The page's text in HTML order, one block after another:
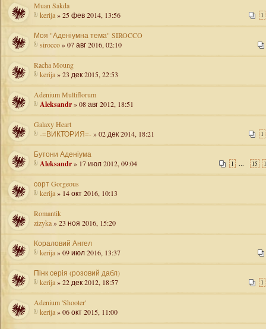
Muan Sakda
1
kerija» 25 фев 2014, 13:56
Моя "Аденіумна тема" SIROCCO
sirocco» 07 авг 2016, 02:10
Racha Moung
kerija» 23 дек 2015, 22:53
Adenium Multiflorum
Aleksandr» 08 авг 2012, 18:51
Galaxy Heart
1
-=ВИКТОРИЯ=-» 02 дек 2014, 18:21
Бутони Аденіума
1 ... 15
Aleksandr» 17 июл 2012, 09:04
сорт Gorgeous
kerija» 14 окт 2016, 10:13
Romantik
zizyka» 23 ноя 2016, 15:20
Кораловий Ангел
kerija» 09 июл 2016, 13:37
Пінк серія (розовий дабл)
1
kerija» 22 дек 2012, 18:57
Adenium 'Shooter'
kerija» 06 окт 2015, 11:00